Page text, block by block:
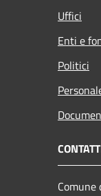
Uffici
Enti e
Politici
Comune